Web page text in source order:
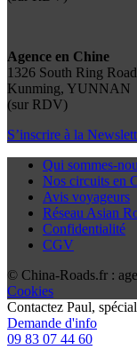
Agence en Chine
1326 South Ring Road
Kunming, YUNNAN
(sur RDV)
S’inscrire à la
Qui sommes-
Nos circuits en
Avis voyageurs
Réseau Asian
Confidentialité
CGV
© China-Roads.fr :
Cookies
Contactez Paul,
Demande d'info
09 83 07 44 60